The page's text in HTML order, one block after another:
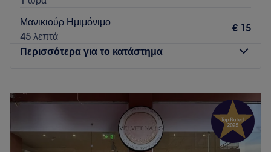
Μανικιούρ Ημιμόνιμο
45 λεπτά
€ 15
Περισσότερα για το κατάστημα
Τρίτη
10:00–20:00
20:00
–20:00
20:00